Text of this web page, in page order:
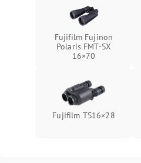
Fujifilm Fujinon
Polaris FMT‑SX
16×70
Fujifilm TS16×28